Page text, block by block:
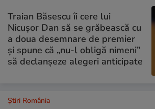
Traian Băsescu îi cere lui
Nicușor Dan să se grăbească cu
a doua desemnare de premier
și spune că „nu-l obligă nimeni”
să declanșeze alegeri anticipate
Știri România